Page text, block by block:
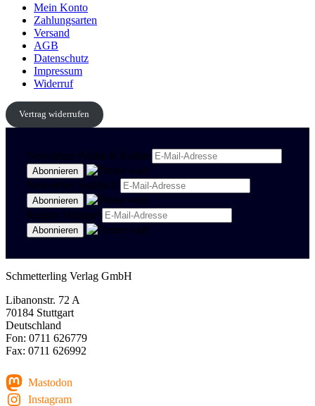
Mein Konto
Zahlungsarten
Versand
AGB
Datenschutz
Impressum
Widerruf
Vertrag widerrufen
Newsletter Politik & Kultur
Newsletter Spanisch
Region Stuttgart
Schmetterling Verlag GmbH
Libanonstr. 72 A
70184 Stuttgart
Deutschland
Fon: 0711 626779
Fax: 0711 626992
Mastodon
Instagram